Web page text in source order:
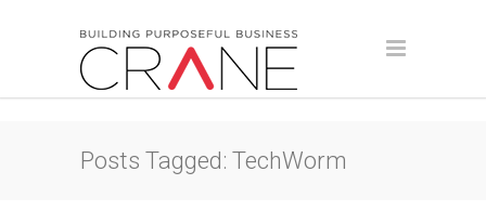
Posts Tagged: TechWorm